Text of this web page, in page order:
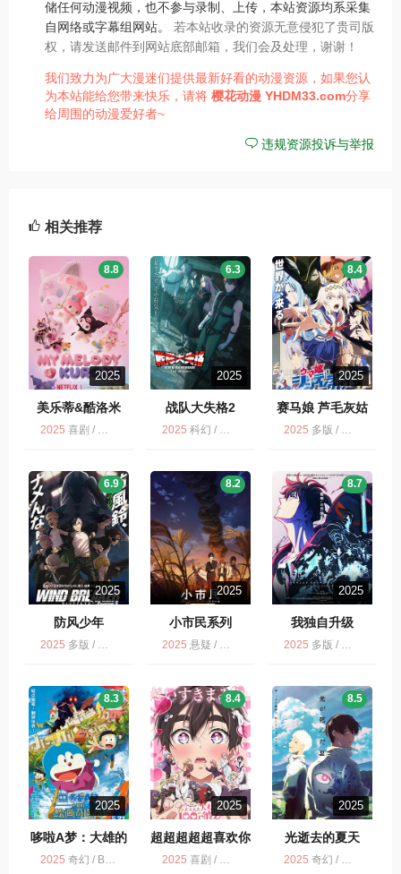
储任何动漫视频，也不参与录制、上传，本站资源均系采集
自网络或字幕组网站。 若本站收录的资源无意侵犯了贵司版
权，请发送邮件到网站底部邮箱，我们会及处理，谢谢！
我们致力为广大漫迷们提供最新好看的动漫资源，如果您认
为本站能给您带来快乐，请将 樱花动漫 YHDM33.com分享
给周围的动漫爱好者~
违规资源投诉与举报
相关推荐
2025
美乐蒂&酷洛米
My Melody &
8.8
2025 喜剧 / 动画 / NETFLIX
2025
战队大失格2
6.3
2025 科幻 / 奇幻 / 战队大失格 第2季 / 动画 / 动作 / 冒险 / 多版 / 喜剧
2025
赛马娘 芦毛灰姑
娘 Part 2 ウマ娘
8.4
2025 多版 / 运动 / 动画 / 剧情
2025
防风少年
6.9
2025 多版 / 剧情 / 动画 / 动作
2025
小市民系列
8.2
2025 悬疑 / 多版 / 剧情 / 动画 / 小市民系列 第2季
2025
我独自升级
8.7
2025 多版 / 冒险 / 剧情 / 我独自升级 第2季 / 动作 / 动画 / 奇幻
2025
哆啦A梦：大雄的
绘画奇遇记 映画
8.3
2025 奇幻 / BD多版 / 动画 / 冒险 / 喜剧
2025
超超超超超喜欢你
的100个女朋友
8.4
2025 喜剧 / 动画 / 爱情 / 剧情
2025
光逝去的夏天
8.5
2025 奇幻 / 多版 / 惊悚 / 悬疑 / 动画 / 光逝去的夏天